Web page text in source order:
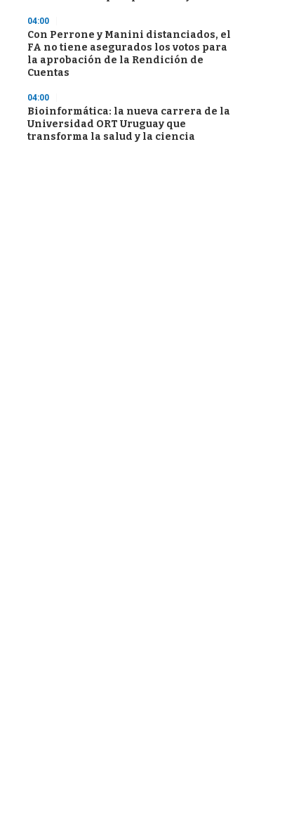
04:00
Con Perrone y Manini distanciados, el
FA no tiene asegurados los votos para
la aprobación de la Rendición de
Cuentas
04:00
Bioinformática: la nueva carrera de la
Universidad ORT Uruguay que
transforma la salud y la ciencia